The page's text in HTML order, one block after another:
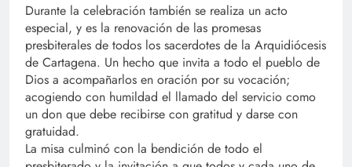
Durante la celebración también se realiza un acto
especial, y es la renovación de las promesas
presbiterales de todos los sacerdotes de la Arquidiócesis
de Cartagena. Un hecho que invita a todo el pueblo de
Dios a acompañarlos en oración por su vocación;
acogiendo con humildad el llamado del servicio como
un don que debe recibirse con gratitud y darse con
gratuidad.
La misa culminó con la bendición de todo el